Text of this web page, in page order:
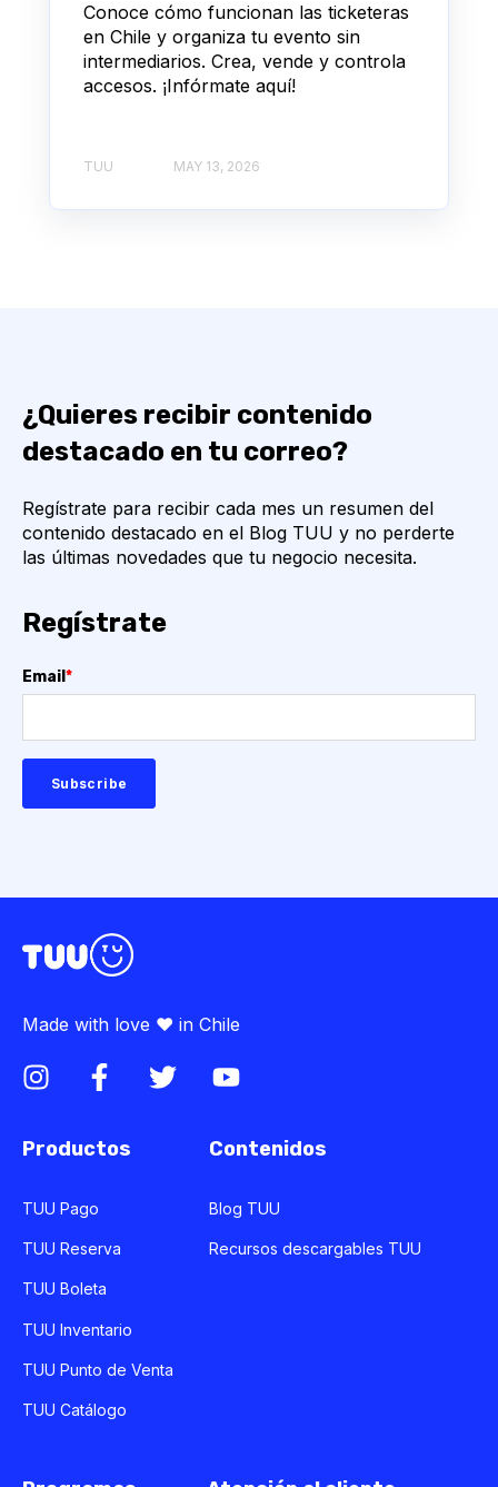
Conoce cómo funcionan las ticketeras
en Chile y organiza tu evento sin
intermediarios. Crea, vende y controla
accesos. ¡Infórmate aquí!
TUU MAY 13, 2026
¿Quieres recibir contenido
destacado en tu correo?
Regístrate para recibir cada mes un resumen del
contenido destacado en el Blog TUU y no perderte
las últimas novedades que tu negocio necesita.
Regístrate
Email *
Made with love ♥ in Chile
Productos
TUU Pago
TUU Reserva
TUU Boleta
TUU Inventario
TUU Punto de Venta
TUU Catálogo
Contenidos
Blog TUU
Recursos descargables TUU